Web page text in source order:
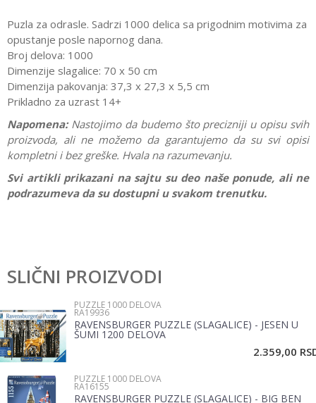
Puzla za odrasle. Sadrzi 1000 delica sa prigodnim motivima za
opustanje posle napornog dana.
Broj delova: 1000
Dimenzije slagalice: 70 x 50 cm
Dimenzija pakovanja: 37,3 x 27,3 x 5,5 cm
Prikladno za uzrast 14+
Napomena: Nastojimo da budemo što precizniji u opisu svih
proizvoda, ali ne možemo da garantujemo da su svi opisi
kompletni i bez greške. Hvala na razumevanju.
Svi artikli prikazani na sajtu su deo naše ponude, ali ne
podrazumeva da su dostupni u svakom trenutku.
Brend
Pol
Ime/Nadimak
Email
Poruka
SLIČNI PROIZVODI
PUZZLE 1000 DELOVA
RA19936
RAVENSBURGER PUZZLE (SLAGALICE) - JESEN U
ŠUMI 1200 DELOVA
2.359,00
PUZZLE 1000 DELOVA
RA16155
RAVENSBURGER PUZZLE (SLAGALICE) - BIG BEN